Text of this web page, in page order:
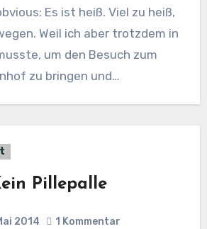
Weil ich aber trotzdem in
um den Besuch zum
zu bringen und…
Pillepalle
2014 1 Kommentar